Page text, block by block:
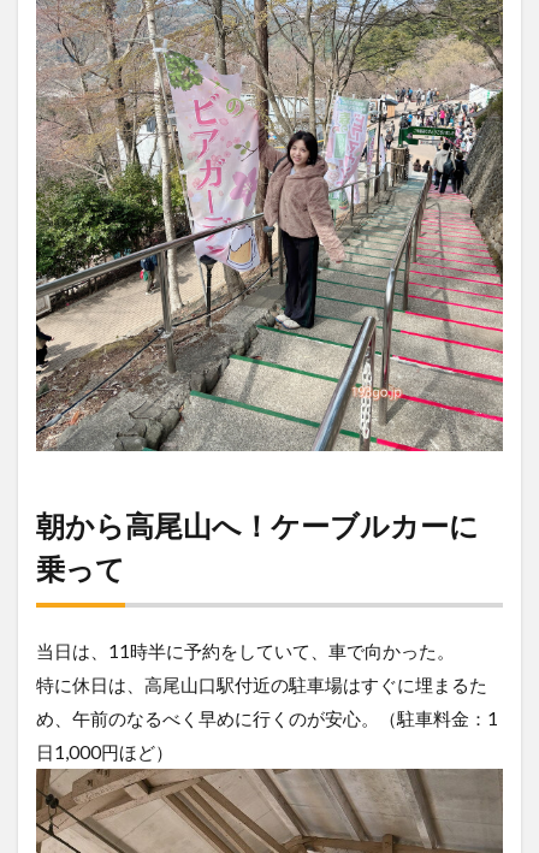
朝から高尾山へ！ケーブルカーに
乗って
当日は、11時半に予約をしていて、車で向かった。
特に休日は、高尾山口駅付近の駐車場はすぐに埋まるた
め、午前のなるべく早めに行くのが安心。（駐車料金：1
日1,000円ほど）